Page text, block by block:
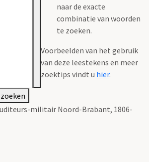
naar de exacte
combinatie van woorden
te zoeken.
Voorbeelden van het gebruik
van deze leestekens en meer
zoektips vindt u hier.
militair Noord-Brabant, 1806-